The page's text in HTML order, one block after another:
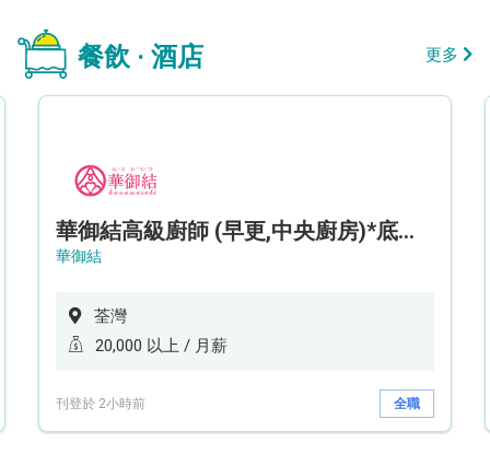
餐飲 · 酒店 更多
華御結高級廚師 (早更,中央廚房)*底薪可達20k* (5天工作週)
華御結
荃灣
20,000 以上 / 月薪
刊登於 2小時前 全職